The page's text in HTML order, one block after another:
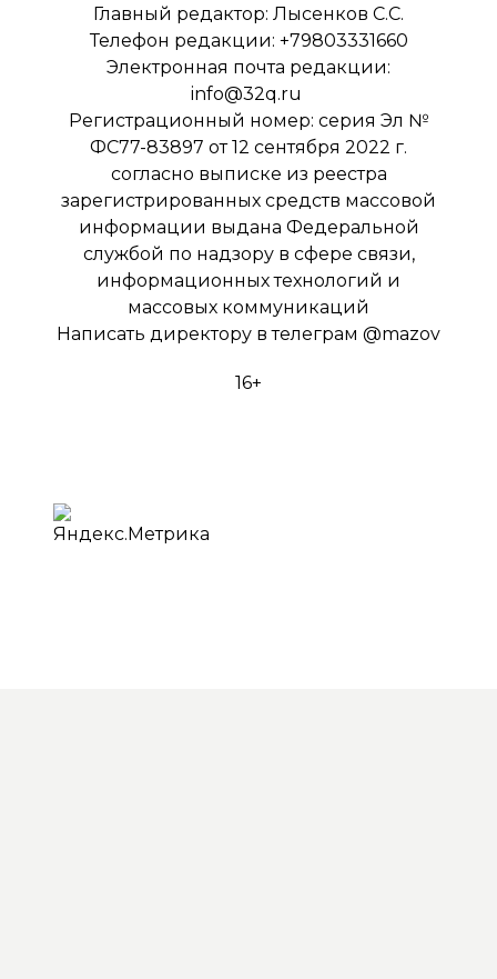
Главный редактор: Лысенков С.С.
Телефон редакции: +79803331660
Электронная почта редакции:
info@32q.ru
Регистрационный номер: серия Эл №
ФС77-83897 от 12 сентября 2022 г.
согласно выписке из реестра
зарегистрированных средств массовой
информации выдана Федеральной
службой по надзору в сфере связи,
информационных технологий и
массовых коммуникаций
Написать директору в телеграм @mazov
16+